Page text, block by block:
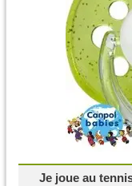
Je joue au